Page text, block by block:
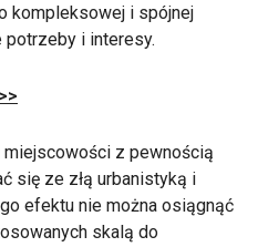
kompleksowej i spójnej
potrzeby i interesy.
z pewnością
się ze złą urbanistyką i
efektu nie można osiągnąć
skalą do